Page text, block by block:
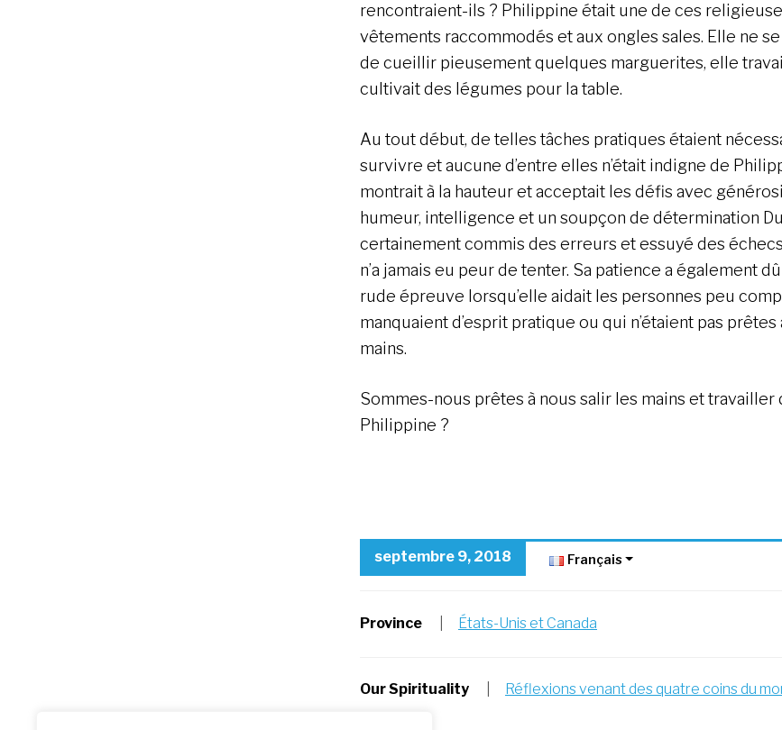
rencontraient-ils ? Philippine était une de ces
vêtements raccommodés et aux ongles sales. Elle ne
de cueillir pieusement quelques marguerites, elle
cultivait des légumes pour la table.
Au tout début, de telles tâches pratiques étaient
survivre et aucune d’entre elles n’était indigne de
montrait à la hauteur et acceptait les défis avec
humeur, intelligence et un soupçon de détermination
certainement commis des erreurs et essuyé des
n’a jamais eu peur de tenter. Sa patience a également
rude épreuve lorsqu’elle aidait les personnes peu
manquaient d’esprit pratique ou qui n’étaient pas prêtes
mains.
Sommes-nous prêtes à nous salir les mains et travailler
Philippine ?
septembre 9, 2018 Français
Province États-Unis et Canada
Our Spirituality Réflexions venant des quatre coins du